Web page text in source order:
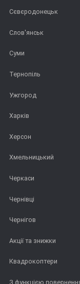
Сєвєродонецьк
Слов'янськ
Суми
Тернопіль
Ужгород
Харків
Херсон
Хмельницький
Черкаси
Чернівці
Чернігов
Акції та знижки
Квадрокоптери
З функцією